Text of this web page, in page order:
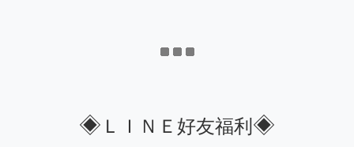
◈ ＬＩＮＥ好友福利 ◈